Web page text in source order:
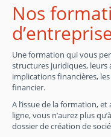
Nos
Une formation qui vous
structures juridiques, leurs
implications financières,
financier.
A l’issue de la formation,
ligne, vous n’aurez plus
dossier de création de